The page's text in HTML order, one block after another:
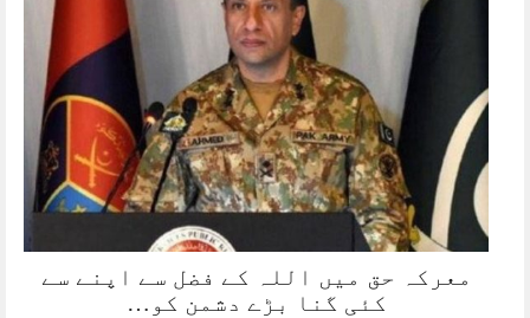
معرکہ حق میں اللہ کے فضل سے اپنے سے
کئی گنا بڑے دشمن کو…